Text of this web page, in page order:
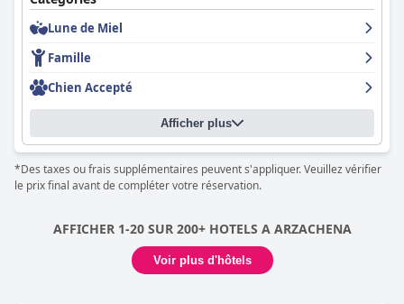
Lune de Miel
Famille
Chien Accepté
Afficher plus
*Des taxes ou frais supplémentaires peuvent s'appliquer. Veuillez vérifier
le prix final avant de compléter votre réservation.
AFFICHER 1-20 SUR 200+ HOTELS A ARZACHENA
Voir plus d'hôtels